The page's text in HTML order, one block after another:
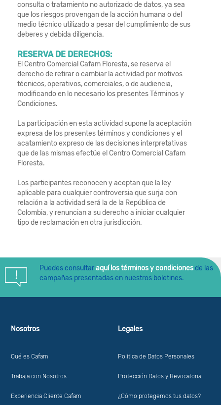
consulta o tratamiento no autorizado de datos, ya sea
que los riesgos provengan de la acción humana o del
medio técnico utilizado a pesar del cumplimiento de sus
deberes y debida diligencia.
RESERVA DE DERECHOS:
El Centro Comercial Cafam Floresta, se reserva el
derecho de retirar o cambiar la actividad por motivos
técnicos, operativos, comerciales, o de audiencia,
modificando en lo necesario los presentes Términos y
Condiciones.
La participación en esta actividad supone la aceptación
expresa de los presentes términos y condiciones y el
acatamiento expreso de las decisiones interpretativas
que de las mismas efectúe el Centro Comercial Cafam
Floresta.
Los participantes reconocen y aceptan que la ley
aplicable para cualquier controversia que surja con
relación a la actividad será la de la República de
Colombia, y renuncian a su derecho a iniciar cualquier
tipo de reclamación en otra jurisdicción.
Puedes consultaraquí los términos y condicionesde las
campañas presentadas en nuestros boletines.
Nosotros
Qué es Cafam
Trabaja con Nosotros
Experiencia Cliente Cafam
Legales
Política de Datos Personales
Protección Datos y Revocatoria
¿Cómo protegemos tus datos?